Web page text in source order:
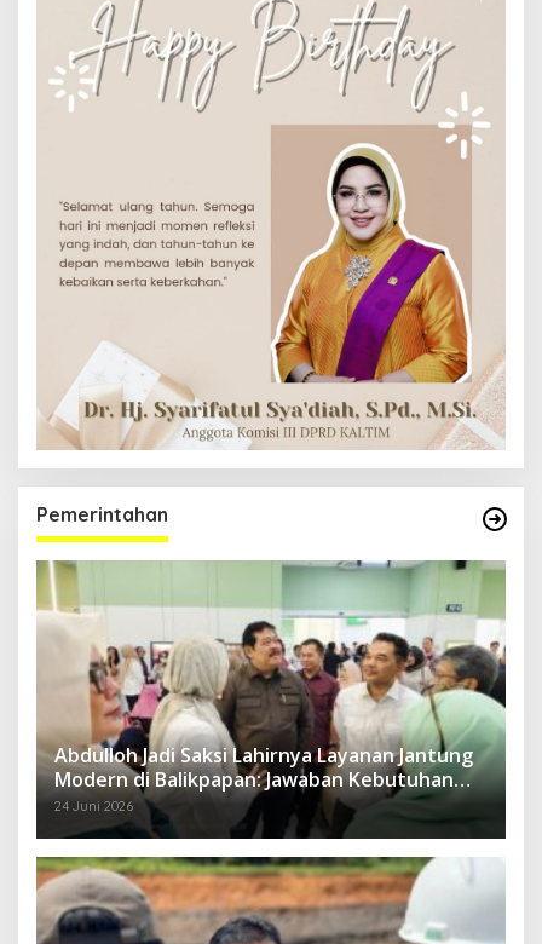
Pemerintahan
Abdulloh Jadi Saksi Lahirnya Layanan Jantung
Modern di Balikpapan: Jawaban Kebutuhan
Rakyat
24 Juni 2026